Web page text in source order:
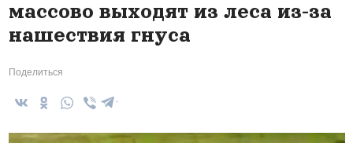
массово выходят из леса из-за
нашествия гнуса
Поделиться